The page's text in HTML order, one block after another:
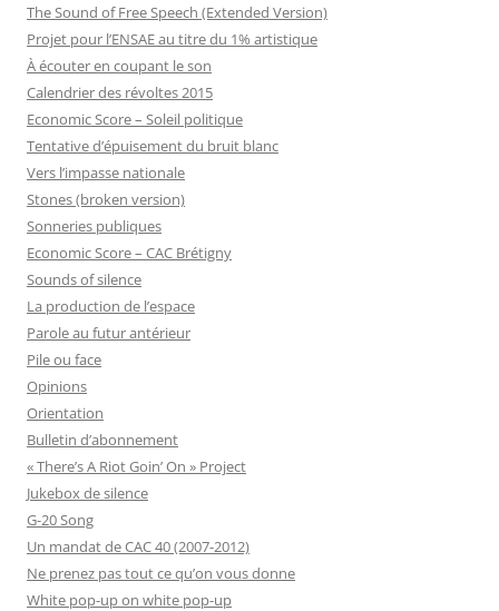
The Sound of Free Speech (Extended Version)
Projet pour l’ENSAE au titre du 1% artistique
À écouter en coupant le son
Calendrier des révoltes 2015
Economic Score – Soleil politique
Tentative d’épuisement du bruit blanc
Vers l’impasse nationale
Stones (broken version)
Sonneries publiques
Economic Score – CAC Brétigny
Sounds of silence
La production de l’espace
Parole au futur antérieur
Pile ou face
Opinions
Orientation
Bulletin d’abonnement
« There’s A Riot Goin’ On » Project
Jukebox de silence
G-20 Song
Un mandat de CAC 40 (2007-2012)
Ne prenez pas tout ce qu’on vous donne
White pop-up on white pop-up